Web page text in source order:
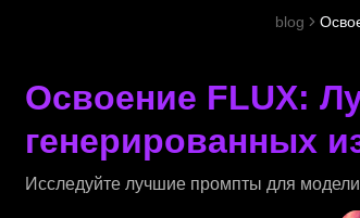
blog
Освоение FLUX:
генерированных
Исследуйте лучшие промпты для